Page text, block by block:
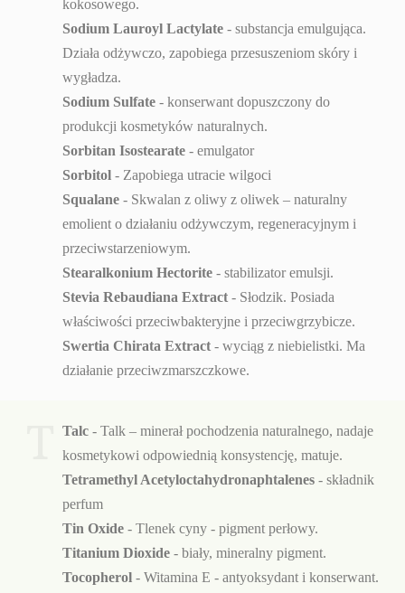
kokosowego.
Sodium Lauroyl Lactylate - substancja emulgująca.
Działa odżywczo, zapobiega przesuszeniom skóry i
wygładza.
Sodium Sulfate - konserwant dopuszczony do
produkcji kosmetyków naturalnych.
Sorbitan Isostearate - emulgator
Sorbitol - Zapobiega utracie wilgoci
Squalane - Skwalan z oliwy z oliwek – naturalny
emolient o działaniu odżywczym, regeneracyjnym i
przeciwstarzeniowym.
Stearalkonium Hectorite - stabilizator emulsji.
Stevia Rebaudiana Extract - Słodzik. Posiada
właściwości przeciwbakteryjne i przeciwgrzybicze.
Swertia Chirata Extract - wyciąg z niebielistki. Ma
działanie przeciwzmarszczkowe.
Talc - Talk – minerał pochodzenia naturalnego, nadaje
kosmetykowi odpowiednią konsystencję, matuje.
Tetramethyl Acetyloctahydronaphtalenes - składnik
perfum
Tin Oxide - Tlenek cyny - pigment perłowy.
Titanium Dioxide - biały, mineralny pigment.
Tocopherol - Witamina E - antyoksydant i konserwant.